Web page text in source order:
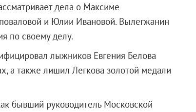
дела о Максиме
и Юлии Ивановой. Вылегжанин
по своему делу.
лыжников Евгения Белова
а также лишил Легкова золотой медали
бывший руководитель Московской